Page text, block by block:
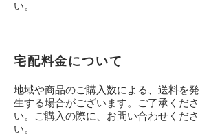
い。
宅配料金について
地域や商品のご購入数による、送料を発
生する場合がございます。ご了承くださ
い。​ご購入の際に、お問い合わせくださ
い。